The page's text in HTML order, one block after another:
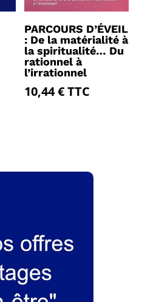
PARCOURS D’ÉVEIL
: De la matérialité à
la spiritualité… Du
rationnel à
l’irrationnel
10,44€TTC